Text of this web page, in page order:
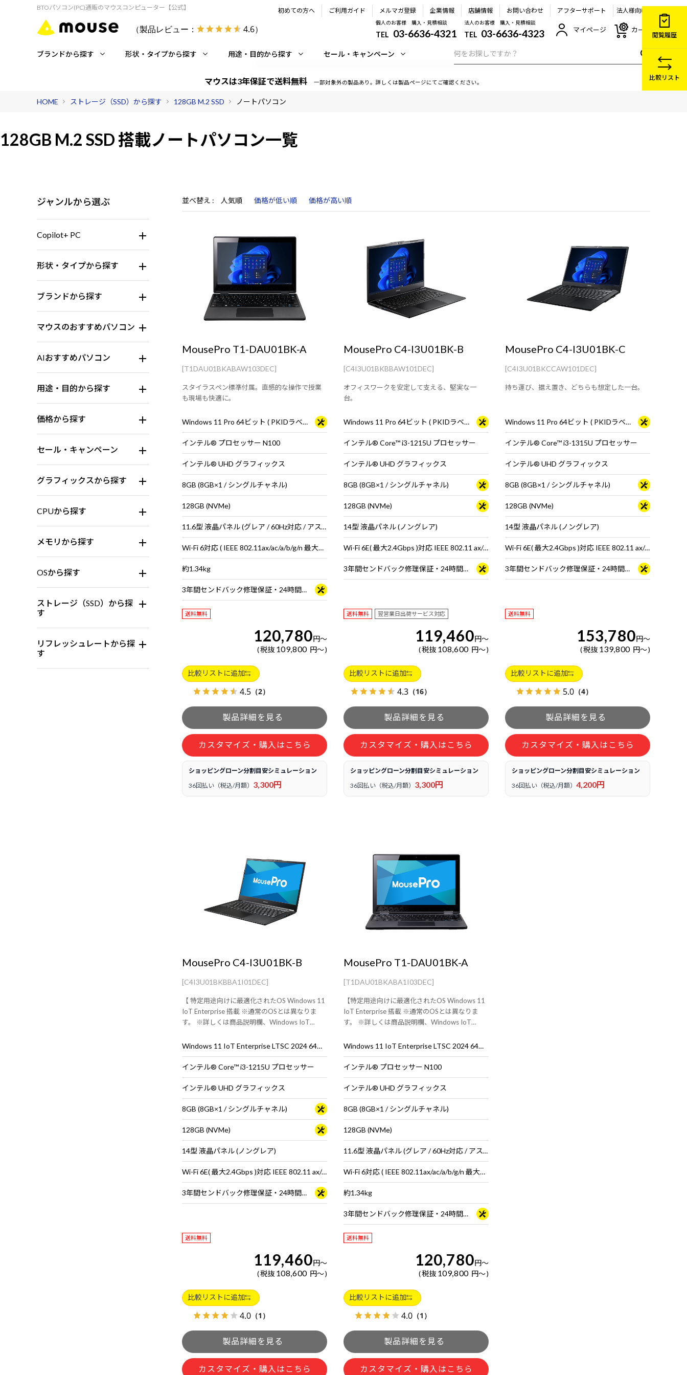
BTOパソコン(PC)通販のマウスコンピューター【公式】
（製品レビュー： 4.6）
初めての方へ ご利用ガイド メルマガ登録 企業情報 店舗情報 お問い合わせ アフターサポート 法人様向け
個人のお客様 購入・見積相談
TEL 03-6636-4321
法人のお客様 購入・見積相談
TEL 03-6636-4323 マイページ カート
ブランドから探す 形状・タイプから探す 用途・目的から探す セール・キャンペーン
マウスは3年保証で送料無料 一部対象外の製品あり。詳しくは製品ページにてご確認ください。
HOME ストレージ（SSD）から探す 128GB M.2 SSD ノートパソコン
128GB M.2 SSD 搭載ノートパソコン一覧
ジャンルから選ぶ
Copilot+ PC
形状・タイプから探す
ブランドから探す
マウスのおすすめパソコン
AIおすすめパソコン
用途・目的から探す
価格から探す
セール・キャンペーン
グラフィックスから探す
CPUから探す
メモリから探す
OSから探す
ストレージ（SSD）から探
す
リフレッシュレートから探
す
並べ替え 人気順 価格が低い順 価格が高い順
MousePro T1-DAU01BK-A
[T1DAU01BKABAW103DEC]
スタイラスペン標準付属。直感的な操作で授業
も現場も快適に。
Windows 11 Pro 64ビット ( PKIDラベル貼付対応 )
インテル® プロセッサー N100
インテル® UHD グラフィックス
8GB (8GB×1 / シングルチャネル)
128GB (NVMe)
11.6型 液晶パネル (グレア / 60Hz対応 / アスペクト比16:9)
Wi-Fi 6対応 ( IEEE 802.11ax/ac/a/b/g/n 最大2.4Gbps対応 ※連続160MHz帯域 Wi-Fi 6対応機器が必要 ) + Bluetooth 5 内蔵
約1.34kg
3年間センドバック修理保証・24時間×365日電話サポート
送料無料
120,780円～
税抜 109,800 円～
比較リストに追加
4.5 （2）
カスタマイズ・購入はこちら
ショッピングローン分割目安シミュレーション
36回払い（税込/月額） 3,300円
MousePro C4-I3U01BK-B
[C4I3U01BKBBAW101DEC]
オフィスワークを安定して支える、堅実な一
台。
Windows 11 Pro 64ビット ( PKIDラベル貼付対応 )
インテル® Core™ i3-1215U プロセッサー
インテル® UHD グラフィックス
8GB (8GB×1 / シングルチャネル)
128GB (NVMe)
14型 液晶パネル (ノングレア)
Wi-Fi 6E( 最大2.4Gbps )対応 IEEE 802.11 ax/ac/a/b/g/n準拠 ＋ Bluetooth 5内蔵
3年間センドバック修理保証・24時間×365日電話サポート
送料無料 翌営業日出荷サービス対応
119,460円～
税抜 108,600 円～
比較リストに追加
4.3 （16）
カスタマイズ・購入はこちら
ショッピングローン分割目安シミュレーション
36回払い（税込/月額） 3,300円
MousePro C4-I3U01BK-C
[C4I3U01BKCCAW101DEC]
持ち運び、据え置き、どちらも想定した一台。
Windows 11 Pro 64ビット ( PKIDラベル貼付対応 )
インテル® Core™ i3-1315U プロセッサー
インテル® UHD グラフィックス
8GB (8GB×1 / シングルチャネル)
128GB (NVMe)
14型 液晶パネル (ノングレア)
Wi-Fi 6E( 最大2.4Gbps )対応 IEEE 802.11 ax/ac/a/b/g/n準拠 ＋ Bluetooth 5内蔵
3年間センドバック修理保証・24時間×365日電話サポート
送料無料
153,780円～
税抜 139,800 円～
比較リストに追加
5.0 （4）
カスタマイズ・購入はこちら
ショッピングローン分割目安シミュレーション
36回払い（税込/月額） 4,200円
MousePro C4-I3U01BK-B
[C4I3U01BKBBA1I01DEC]
【 特定用途向けに最適化されたOS Windows 11
IoT Enterprise 搭載 ※通常のOSとは異なりま
す。 ※詳しくは商品説明欄、Windows IoT
HD液晶ノートパソコン
Windows 11 IoT Enterprise LTSC 2024 64ビット
インテル® Core™ i3-1215U プロセッサー
インテル® UHD グラフィックス
8GB (8GB×1 / シングルチャネル)
128GB (NVMe)
14型 液晶パネル (ノングレア)
Wi-Fi 6E( 最大2.4Gbps )対応 IEEE 802.11 ax/ac/a/b/g/n準拠 ＋ Bluetooth 5内蔵
3年間センドバック修理保証・24時間×365日電話サポート
送料無料
119,460円～
税抜 108,600 円～
比較リストに追加
4.0 （1）
カスタマイズ・購入はこちら
MousePro T1-DAU01BK-A
[T1DAU01BKABA1I03DEC]
【特定用途向けに最適化されたOS Windows 11
IoT Enterprise 搭載 ※通常のOSとは異なりま
す。 ※詳しくは商品説明欄、Windows IoT
ウトカメラ標準搭載2in1ノート
Windows 11 IoT Enterprise LTSC 2024 64ビット
インテル® プロセッサー N100
インテル® UHD グラフィックス
8GB (8GB×1 / シングルチャネル)
128GB (NVMe)
11.6型 液晶パネル (グレア / 60Hz対応 / アスペクト比16:9)
Wi-Fi 6対応 ( IEEE 802.11ax/ac/a/b/g/n 最大2.4Gbps対応 ※連続160MHz帯域 Wi-Fi 6対応機器が必要 ) + Bluetooth 5 内蔵
約1.34kg
3年間センドバック修理保証・24時間×365日電話サポート
送料無料
120,780円～
税抜 109,800 円～
比較リストに追加
4.0 （1）
カスタマイズ・購入はこちら
閲覧履歴
比較リスト